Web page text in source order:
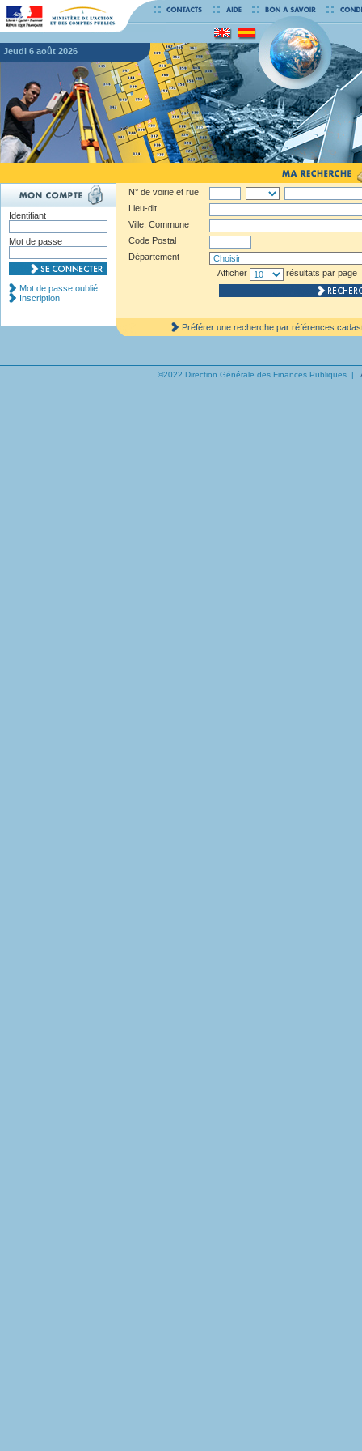
jeudi 6 août 2026
N° de voirie et rue
Lieu-dit
Ville, Commune
Code Postal
Département
Afficher
résultats par page
Préférer une recherche par références
Identifiant
Mot de passe
Mot de passe oublié
Inscription
©2022 Direction Générale des Finances Publiques |